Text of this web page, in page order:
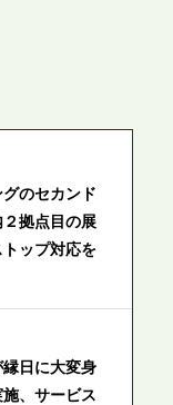
のセカンド
拠点目の展
ップ対応を
日に大変身
施、サービス